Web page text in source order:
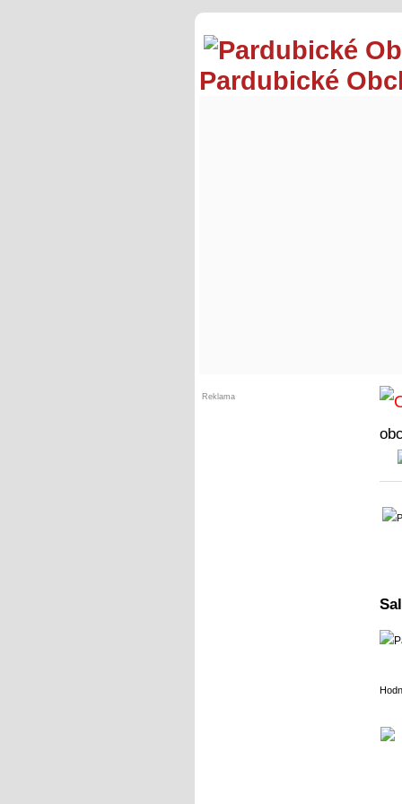
Pardubické
Reklama